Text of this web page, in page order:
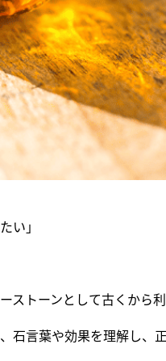
い」
トーンとして古くから
言葉や効果を理解し、